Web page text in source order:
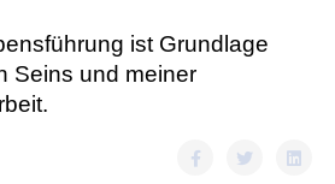
ist Grundlage
Seins und meiner